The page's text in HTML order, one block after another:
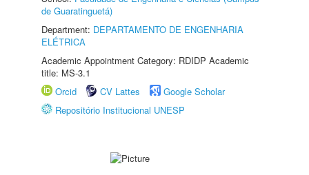
de Guaratinguetá)
Department: DEPARTAMENTO DE ENGENHARIA
ELÉTRICA
Academic Appointment Category: RDIDP Academic
title: MS-3.1
Orcid
CV Lattes
Google Scholar
Repositório Institucional UNESP